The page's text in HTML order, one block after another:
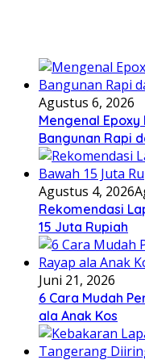
Agustus 6, 2026
Mengenal
Bangunan Rapi
Agustus 4, 2026
Rekomendasi
15 Juta Rupiah
Juni 21, 2026
6 Cara Mudah
ala Anak Kos